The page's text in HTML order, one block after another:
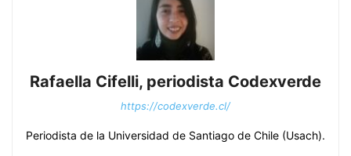
Rafaella Cifelli, periodista Codexverde
https://codexverde.cl/
Periodista de la Universidad de Santiago de Chile (Usach).